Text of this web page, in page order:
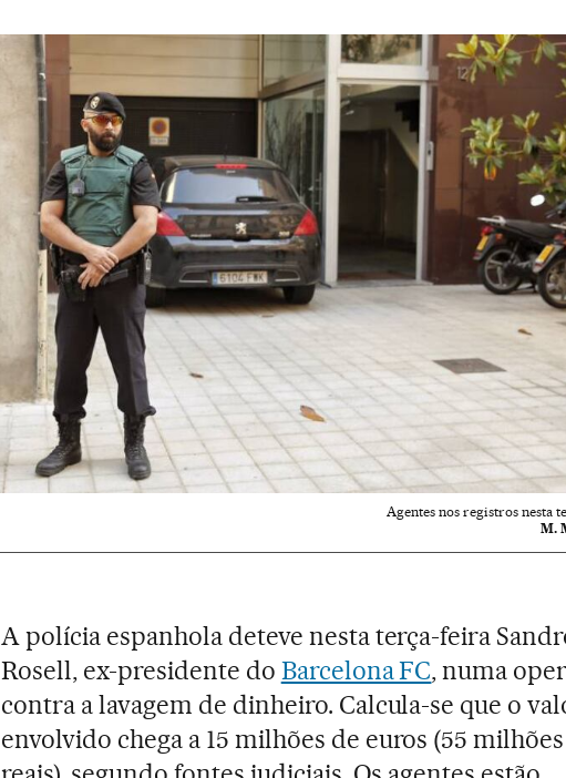
Agentes nos registros nesta
M.
A polícia espanhola deteve nesta terça-feira
Rosell, ex-presidente do Barcelona FC, numa
contra a lavagem de dinheiro. Calcula-se que o
envolvido chega a 15 milhões de euros (55